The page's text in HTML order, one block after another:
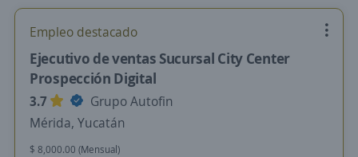
Empleo destacado
Ejecutivo de ventas Sucursal City Center
Prospección Digital
3.7
Grupo Autofin
Mérida, Yucatán
$ 8,000.00 (Mensual)